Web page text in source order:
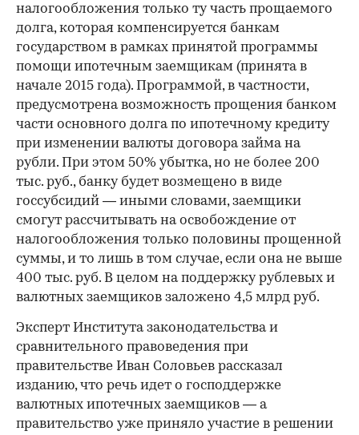
налогообложения только ту часть прощаемого
долга, которая компенсируется банкам
государством в рамках принятой программы
помощи ипотечным заемщикам (принята в
начале 2015 года). Программой, в частности,
предусмотрена возможность прощения банком
части основного долга по ипотечному кредиту
при изменении валюты договора займа на
рубли. При этом 50% убытка, но не более 200
тыс. руб., банку будет возмещено в виде
госсубсидий — иными словами, заемщики
смогут рассчитывать на освобождение от
налогообложения только половины прощенной
суммы, и то лишь в том случае, если она не выше
400 тыс. руб. В целом на поддержку рублевых и
валютных заемщиков заложено 4,5 млрд руб.
Эксперт Института законодательства и
сравнительного правоведения при
правительстве Иван Соловьев рассказал
изданию, что речь идет о господдержке
валютных ипотечных заемщиков — а
правительство уже приняло участие в решении